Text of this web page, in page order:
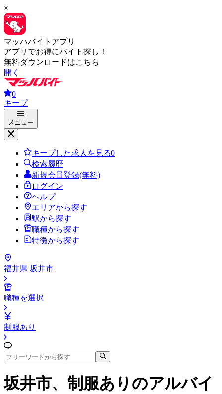
×
マッハバイトアプリ
アプリでお得にバイト探し！
無料ダウンロードはこちら
開く
0
キープ
メニュー
キープした求人を見る0
検索履歴
新規会員登録(無料)
ログイン
ヘルプ
エリアから探す
駅から探す
職種から探す
特徴から探す
福井県 坂井市
職種を選択
制服あり
坂井市、制服あり のアルバイ